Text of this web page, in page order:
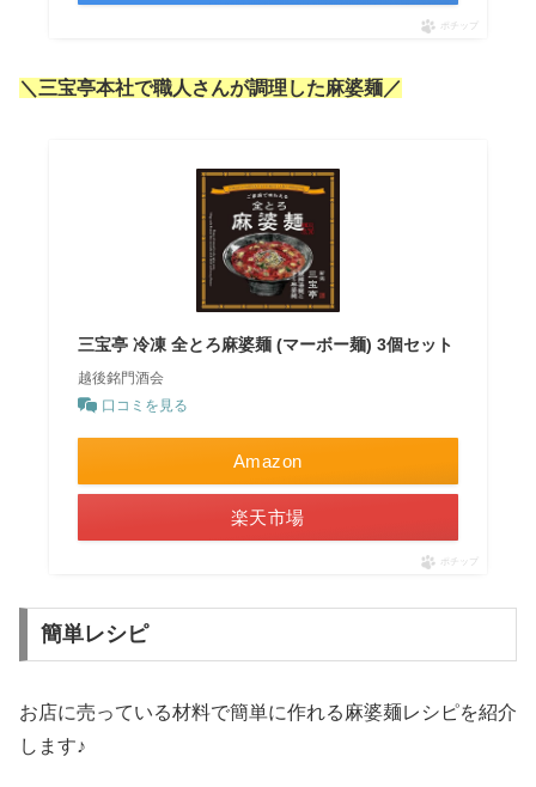
ポチップ
＼三宝亭本社で職人さんが調理した麻婆麺／
三宝亭 冷凍 全とろ麻婆麺 (マーボー麺) 3個セット
越後銘門酒会
口コミを見る
Amazon
楽天市場
ポチップ
簡単レシピ
お店に売っている材料で簡単に作れる麻婆麺レシピを紹介
します♪